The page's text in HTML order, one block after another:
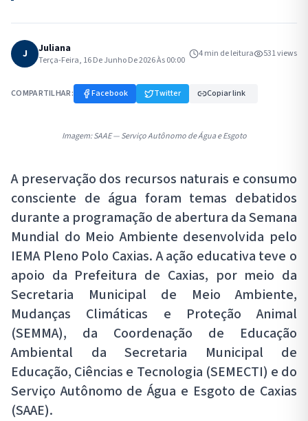
J Juliana
Terça-Feira, 16 De Junho De 2026 Às 00:00
4min de leitura 531views
COMPARTILHAR: Facebook Twitter Copiar link
Imagem: SAAE — Serviço Autônomo de Água e Esgoto
A preservação dos recursos naturais e consumo
consciente de água foram temas debatidos
durante a programação de abertura da Semana
Mundial do Meio Ambiente desenvolvida pelo
IEMA Pleno Polo Caxias. A ação educativa teve o
apoio da Prefeitura de Caxias, por meio da
Secretaria Municipal de Meio Ambiente,
Mudanças Climáticas e Proteção Animal
(SEMMA), da Coordenação de Educação
Ambiental da Secretaria Municipal de
Educação, Ciências e Tecnologia (SEMECTI) e do
Serviço Autônomo de Água e Esgoto de Caxias
(SAAE).